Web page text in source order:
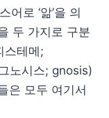
어로 ‘앎’을 의
두 가지로 구분
스테메;
노시스; gnosis)
은 모두 여기서